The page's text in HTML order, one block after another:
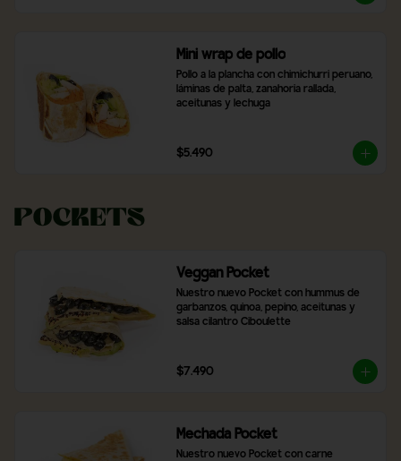
Mini wrap de pollo
Pollo a la plancha con chimichurri peruano,
láminas de palta, zanahoria rallada,
aceitunas y lechuga
$5.490
Pockets
Veggan Pocket
Nuestro nuevo Pocket con hummus de
garbanzos, quinoa, pepino, aceitunas y
salsa cilantro Ciboulette
$7.490
Mechada Pocket
Nuestro nuevo Pocket con carne